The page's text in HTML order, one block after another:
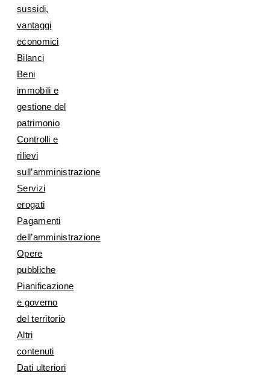
sussidi,
vantaggi
economici
Bilanci
Beni
immobili e
gestione del
patrimonio
Controlli e
rilievi
sull’amministrazione
Servizi
erogati
Pagamenti
dell’amministrazione
Opere
pubbliche
Pianificazione
e governo
del territorio
Altri
contenuti
Dati ulteriori